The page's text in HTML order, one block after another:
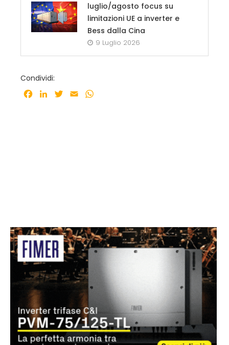
luglio/agosto focus su
limitazioni UE a inverter e
Bess dalla Cina
9 Luglio 2026
Condividi:
Facebook
LinkedInTwitter
Email